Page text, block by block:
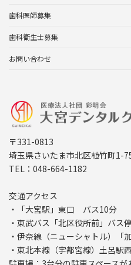
歯科医師募集
歯科衛生士募集
お問い合わせ
〒331-0813
埼玉県さいたま市北区植竹町1-
TEL：048-664-1182
交通アクセス
・「大宮駅」東口 バス10分
・東武バス「北区役所前」バス
・伊奈線（ニューシャトル）「
・東北本線（宇都宮線）土呂駅